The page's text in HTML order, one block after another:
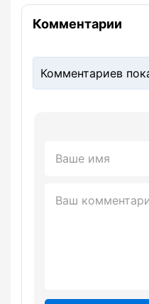
Комментарии
Комментариев